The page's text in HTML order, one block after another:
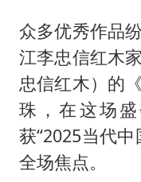
众多优秀作品
江李忠信红木
忠信红木）的
珠，在这场
获“2025当代
全场焦点。